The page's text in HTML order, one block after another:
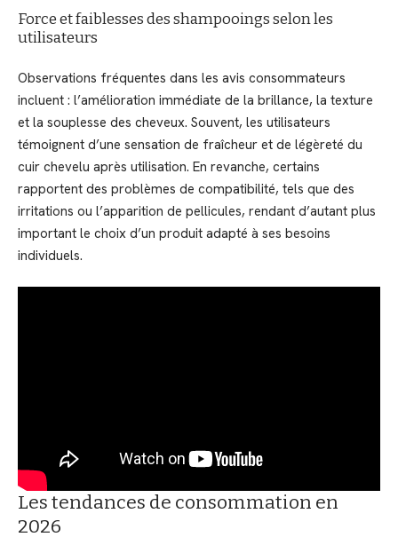
Force et faiblesses des shampooings selon les
utilisateurs
Observations fréquentes dans les avis consommateurs
incluent : l’amélioration immédiate de la brillance, la texture
et la souplesse des cheveux. Souvent, les utilisateurs
témoignent d’une sensation de fraîcheur et de légèreté du
cuir chevelu après utilisation. En revanche, certains
rapportent des problèmes de compatibilité, tels que des
irritations ou l’apparition de pellicules, rendant d’autant plus
important le choix d’un produit adapté à ses besoins
individuels.
Les tendances de consommation en
2026